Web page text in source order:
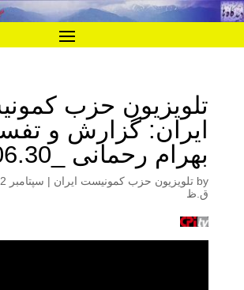
تلویزیون حزب
ایران: گزارش و
بهرام رحمانی _1404.06.30
by تلویزیون حزب کمونیست ایران |
ق.ظ